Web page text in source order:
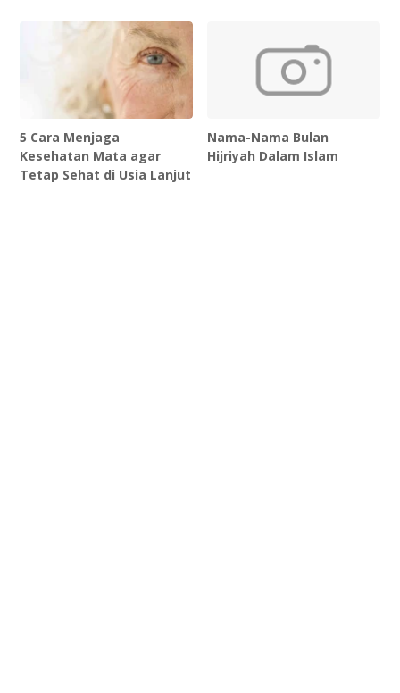
5 Cara Menjaga
Kesehatan Mata agar
Tetap Sehat di Usia Lanjut
Nama-Nama Bulan
Hijriyah Dalam Islam